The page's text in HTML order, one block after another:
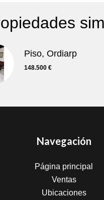
Piso, Ordiarp
148.500 €
Navegación
Página principal
Ventas
Ubicaciones